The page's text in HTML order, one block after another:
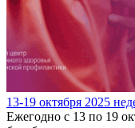
13-19 октября 2025
Ежегодно с 13 по 19